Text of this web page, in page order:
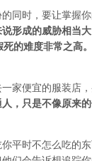
同时，要让掌握
形成的威胁相当
的难度非常之高
家便宜的服装店
，只是不像原来
平时不怎么吃的